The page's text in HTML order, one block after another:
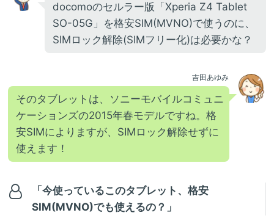
docomoのセルラー版「Xperia Z4 Tablet
SO-05G」を格安SIM(MVNO)で使うのに、
SIMロック解除(SIMフリー化)は必要かな？
吉田あゆみ
そのタブレットは、ソニーモバイルコミュニ
ケーションズの2015年春モデルですね。格
安SIMによりますが、SIMロック解除せずに
使えます！
「今使っているこのタブレット、格安
SIM(MVNO)でも使えるの？」